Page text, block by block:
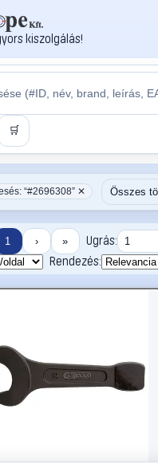
kiszolgálás!
🛒
“#2696308” ✕ Összes
1 › »
Ugrás:
Rendezés: